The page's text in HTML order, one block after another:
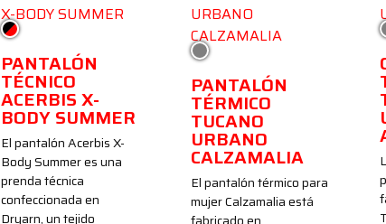
Negro/Rojo
PANTALÓN
TÉCNICO
ACERBIS X-
BODY SUMMER
El pantalón Acerbis X-
Body Summer es una
prenda técnica
confeccionada en
Dryarn, un tejido
Gris
PANTALÓN
TÉRMICO
TUCANO
URBANO
CALZAMALIA
El pantalón térmico para
mujer Calzamalia está